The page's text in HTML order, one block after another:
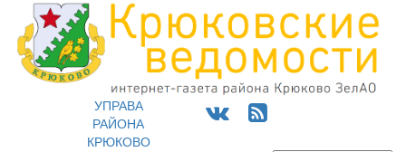
УПРАВА
РАЙОНА
КРЮКОВО